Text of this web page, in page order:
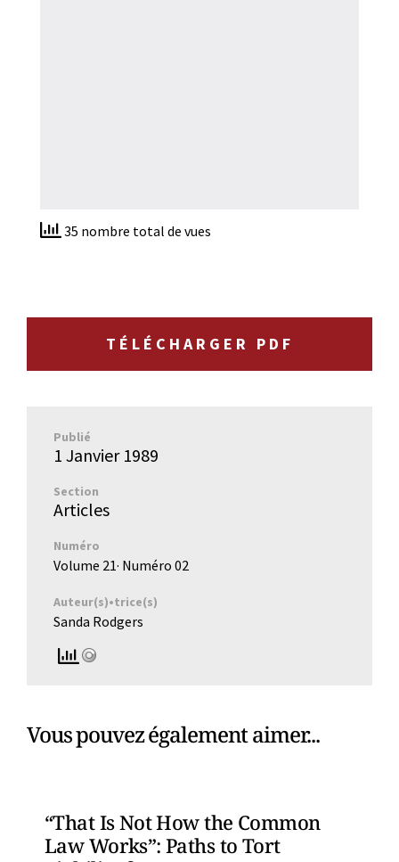
35 nombre total de vues
TÉLÉCHARGER PDF
Publié
1 Janvier 1989
Section
Articles
Numéro
Volume 21· Numéro 02
Auteur(s)•trice(s)
Sanda Rodgers
Vous pouvez également aimer...
“That Is Not How the Common
Law Works”: Paths to Tort